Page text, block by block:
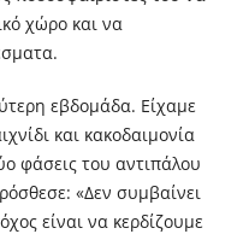
χώρο και να
εβδομάδα. Είχαμε
και κακοδαιμονία
φάσεις του αντιπάλου
«Δεν συμβαίνει
είναι να κερδίζουμε